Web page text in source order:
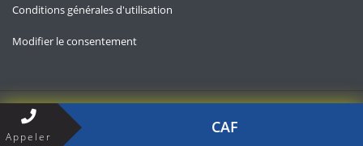
Conditions générales d'utilisation
Modifier le consentement
Copyright © 2026 — Contact-aides-familiales.fr
Appeler
CAF